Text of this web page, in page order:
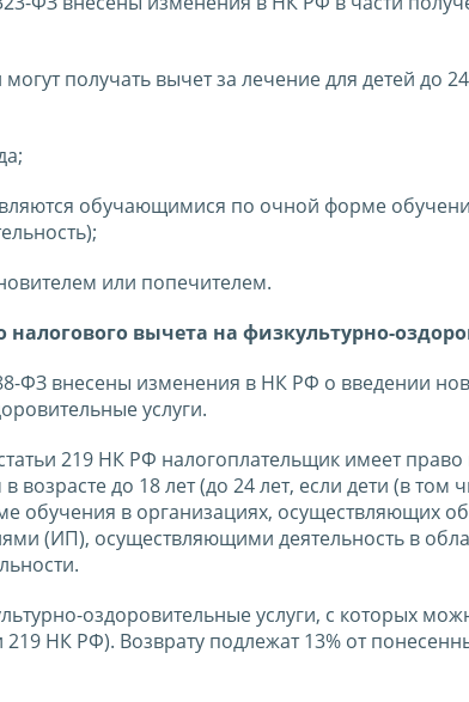
получать вычет за лечение для детей до
обучающимися по очной форме
или попечителем.
налогового вычета на физкультурно-
ФЗ внесены изменения в НК РФ о введении
услуги.
219 НК РФ налогоплательщик имеет право
до 18 лет (до 24 лет, если дети (в том
обучения в организациях, осуществляющих
(ИП), осуществляющими деятельность в
оздоровительные услуги, с которых
219 НК РФ). Возврату подлежат 13% от